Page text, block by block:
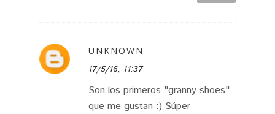
UNKNOWN
17/5/16, 11:37
Son los primeros "granny shoes"
que me gustan :) Súper